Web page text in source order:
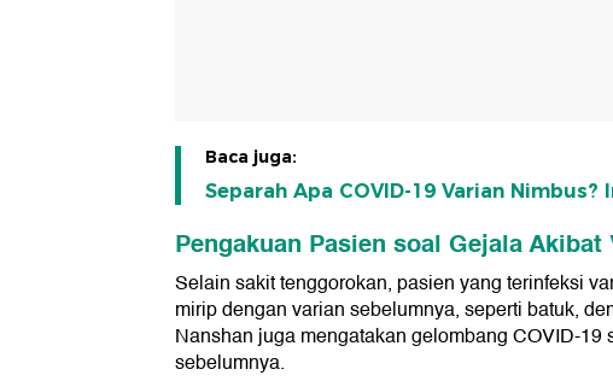
Baca juga:
Separah Apa COVID-19 Varian
Pengakuan Pasien soal Gejala
Selain sakit tenggorokan, pasien yang terinfeksi
mirip dengan varian sebelumnya, seperti batuk,
Nanshan juga mengatakan gelombang COVID-
sebelumnya.